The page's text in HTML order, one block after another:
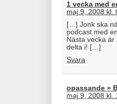
1 vecka med
maj 9, 2008 kl.
[…] Jonk ska
podcast med
Nästa vecka
delta i! […]
Svara
opassande »
maj 9, 2008 kl.